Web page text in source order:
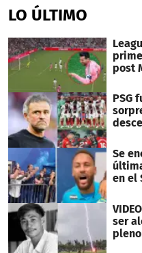
of
11
51
seconds
LO ÚLTIMO
post
PSG
Se
en el
ser